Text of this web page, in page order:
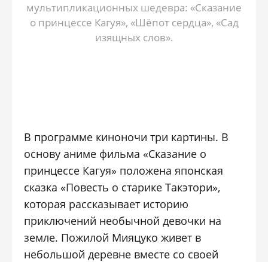
мультипликационных шедевра: «Сказание
о принцессе Кагуя», «Шёпот сердца», «Сад
изящных слов».
В программе киноночи три картины. В
основу аниме фильма «Сказание о
принцессе Кагуя» положена японская
сказка «Повесть о старике Такэтори»,
которая рассказывает историю
приключений необычной девочки на
земле. Пожилой Мияцуко живет в
небольшой деревне вместе со своей